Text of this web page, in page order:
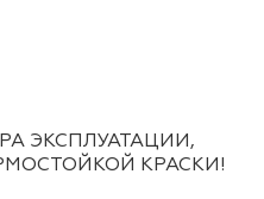
ЭКСПЛУАТАЦИИ,
КРАСКИ!